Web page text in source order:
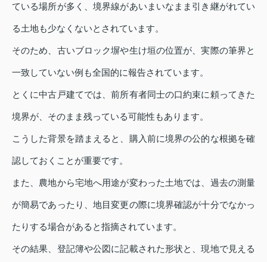
ている場所が多く、境界線があいまいなまま引き継がれてい
る土地も少なくないとされています。
そのため、古いブロック塀や生け垣の位置が、実際の筆界と
一致していない例も全国的に報告されています。
とくに中古戸建てでは、前所有者同士の口約束に頼ってきた
境界が、そのまま残っている可能性もあります。
こうした背景を踏まえると、購入前に境界の公的な根拠を確
認しておくことが重要です。
また、農地から宅地へ用途が変わった土地では、過去の測量
が簡易であったり、地目変更の際に境界確認が十分でなかっ
たりする場合があると指摘されています。
その結果、登記簿や公図に記載された形状と、現地で見える